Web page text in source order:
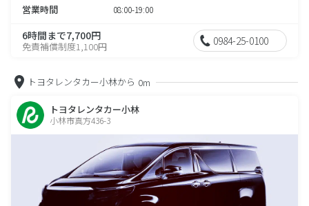
営業時間 08:00-19:00
6時間まで7,700円
免責補償制度1,100円 0984-25-0100
トヨタレンタカー小林から 0m
トヨタレンタカー小林
小林市真方436-3